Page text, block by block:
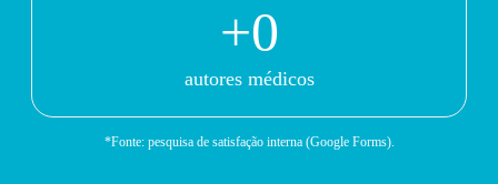
+0
autores médicos
*Fonte: pesquisa de satisfação interna (Google Forms).